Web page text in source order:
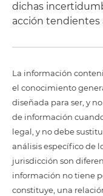
dichas
acción tendientes
La información
el conocimiento
diseñada para ser, y
de información
legal, y no debe
análisis específico de
jurisdicción son
información no tiene
constituye, una